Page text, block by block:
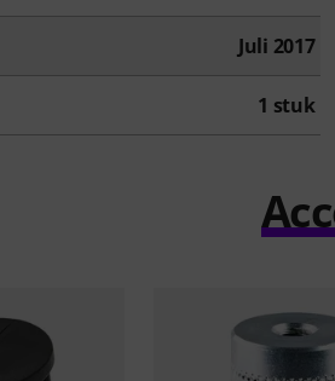
Juli 2017
1 stuk